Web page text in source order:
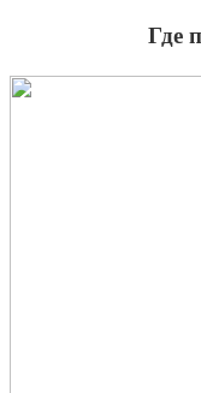
Где